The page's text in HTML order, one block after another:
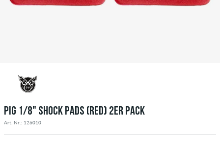
PIG 1/8" SHOCK PADS (RED) 2ER PACK
Art. Nr.: 126010